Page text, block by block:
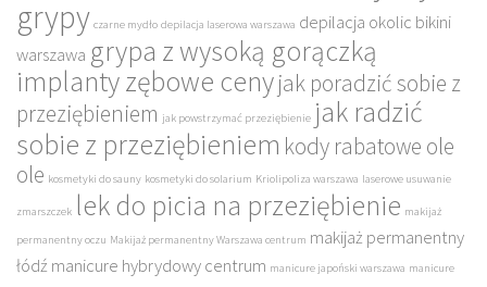
grypy czarne mydło depilacja laserowa warszawa depilacja okolic bikini
warszawa grypa z wysoką gorączką
implanty zębowe cenyjak poradzić sobie z
przeziębieniem jak powstrzymać przeziębienie jak radzić
sobie z przeziębieniem kody rabatowe ole
ole kosmetyki do sauny kosmetyki do solarium Kriolipoliza warszawa laserowe usuwanie
zmarszczek lek do picia na przeziębienie makijaż
permanentny oczu Makijaż permanentny Warszawa centrum makijaż permanentny
łódź manicure hybrydowy centrum manicure japoński warszawa manicure